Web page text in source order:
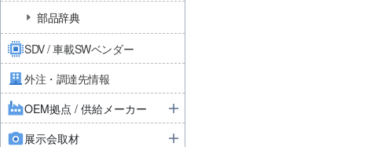
部品辞典
SDV / 車載SWベンダー
外注・調達先情報
OEM拠点 / 供給メーカー
展示会取材